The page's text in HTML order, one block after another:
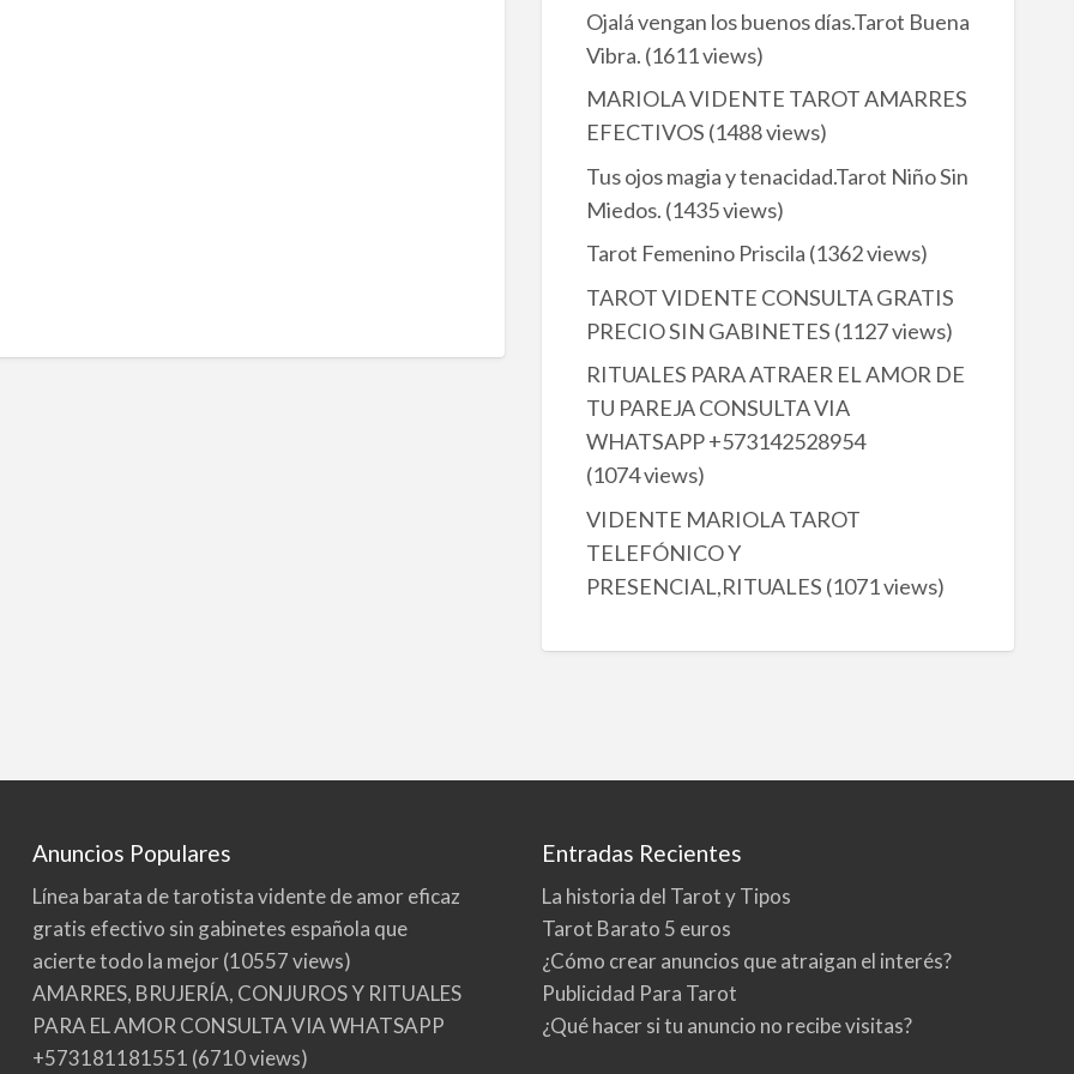
Ojalá vengan los buenos días.Tarot Buena
Vibra. (1611 views)
MARIOLA VIDENTE TAROT AMARRES
EFECTIVOS (1488 views)
Tus ojos magia y tenacidad.Tarot Niño Sin
Miedos. (1435 views)
Tarot Femenino Priscila (1362 views)
TAROT VIDENTE CONSULTA GRATIS
PRECIO SIN GABINETES (1127 views)
RITUALES PARA ATRAER EL AMOR DE
TU PAREJA CONSULTA VIA
WHATSAPP +573142528954
(1074 views)
VIDENTE MARIOLA TAROT
TELEFÓNICO Y
PRESENCIAL,RITUALES (1071 views)
Anuncios Populares
Línea barata de tarotista vidente de amor eficaz
gratis efectivo sin gabinetes española que
acierte todo la mejor(10557 views)
AMARRES, BRUJERÍA, CONJUROS Y RITUALES
PARA EL AMOR CONSULTA VIA WHATSAPP
+573181181551 (6710 views)
Entradas Recientes
La historia del Tarot y Tipos
Tarot Barato 5 euros
¿Cómo crear anuncios que atraigan el interés?
Publicidad Para Tarot
¿Qué hacer si tu anuncio no recibe visitas?